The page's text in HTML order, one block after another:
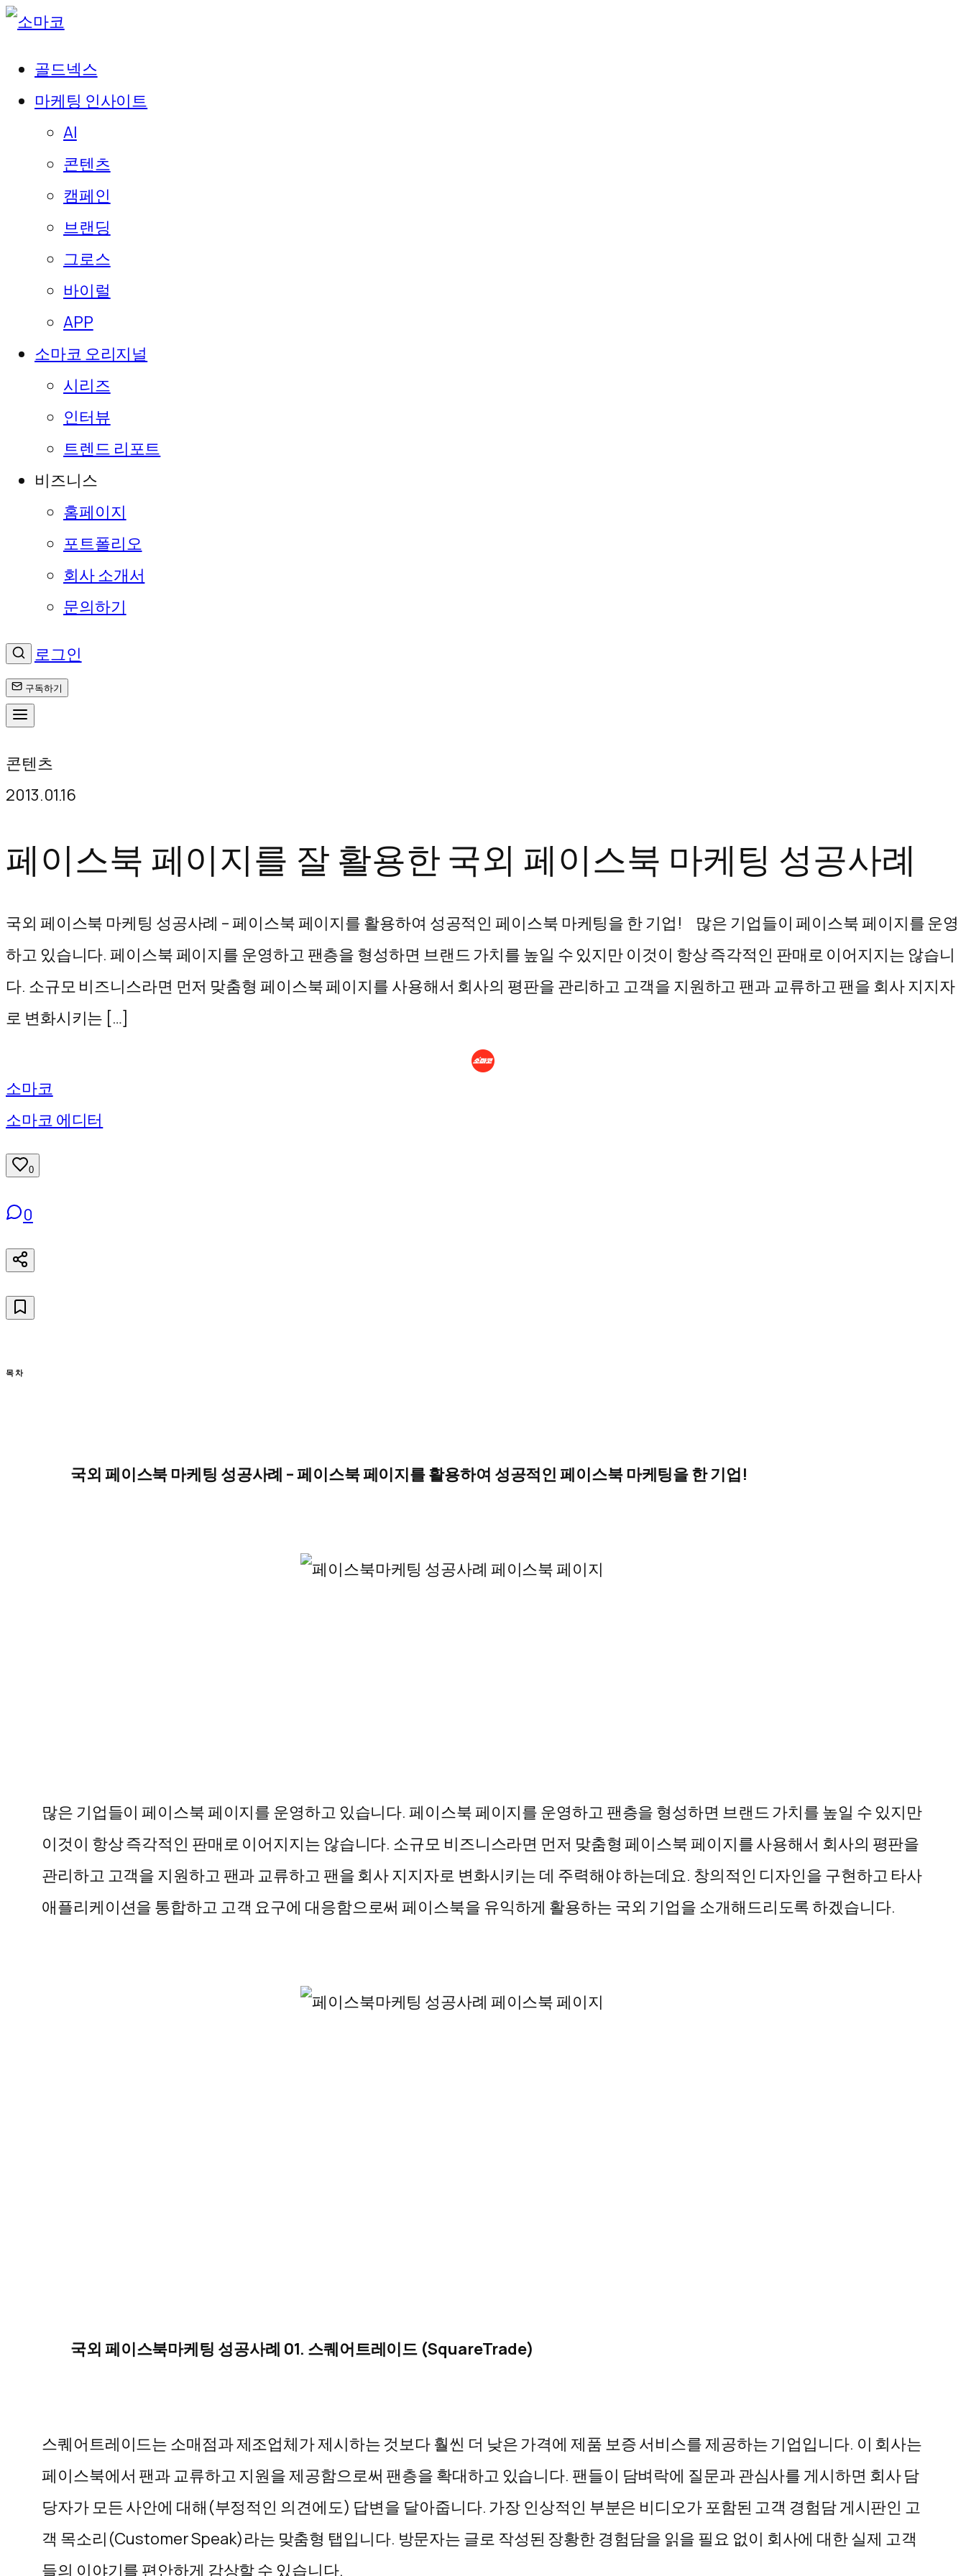
골드넥스
마케팅 인사이트
AI
콘텐츠
캠페인
브랜딩
그로스
바이럴
APP
소마코 오리지널
시리즈
인터뷰
트렌드 리포트
비즈니스
홈페이지
포트폴리오
회사 소개서
문의하기
로그인
구독하기
바
가
기
콘텐츠
2013.01.16
페이스북 페이지를 잘 활용한 국외 페이스북 마케팅 성공사례
국외 페이스북 마케팅 성공사례 – 페이스북 페이지를 활용하여 성공적인 페이스북 마케팅을 한 기업! 많은 기업들이 페이스북 페이지를 운영
하고 있습니다. 페이스북 페이지를 운영하고 팬층을 형성하면 브랜드 가치를 높일 수 있지만 이것이 항상 즉각적인 판매로 이어지지는 않습니
다. 소규모 비즈니스라면 먼저 맞춤형 페이스북 페이지를 사용해서 회사의 평판을 관리하고 고객을 지원하고 팬과 교류하고 팬을 회사 지지자
로 변화시키는 […]
소마코
소마코 에디터
0
0
목차
국외 페이스북 마케팅 성공사례 – 페이스북 페이지를 활용하여 성공적인 페이스북 마케팅을 한 기업!
많은 기업들이 페이스북 페이지를 운영하고 있습니다. 페이스북 페이지를 운영하고 팬층을 형성하면 브랜드 가치를 높일 수 있지만
이것이 항상 즉각적인 판매로 이어지지는 않습니다. 소규모 비즈니스라면 먼저 맞춤형 페이스북 페이지를 사용해서 회사의 평판을
관리하고 고객을 지원하고 팬과 교류하고 팬을 회사 지지자로 변화시키는 데 주력해야 하는데요. 창의적인 디자인을 구현하고 타사
애플리케이션을 통합하고 고객 요구에 대응함으로써 페이스북을 유익하게 활용하는 국외 기업을 소개해드리도록 하겠습니다.
국외 페이스북마케팅 성공사례 01. 스퀘어트레이드 (SquareTrade)
스퀘어트레이드는 소매점과 제조업체가 제시하는 것보다 훨씬 더 낮은 가격에 제품 보증 서비스를 제공하는 기업입니다. 이 회사는
페이스북에서 팬과 교류하고 지원을 제공함으로써 팬층을 확대하고 있습니다. 팬들이 담벼락에 질문과 관심사를 게시하면 회사 담
당자가 모든 사안에 대해(부정적인 의견에도) 답변을 달아줍니다. 가장 인상적인 부분은 비디오가 포함된 고객 경험담 게시판인 고
객 목소리(Customer Speak)라는 맞춤형 탭입니다. 방문자는 글로 작성된 장황한 경험담을 읽을 필요 없이 회사에 대한 실제 고객
들의 이야기를 편안하게 감상할 수 있습니다.